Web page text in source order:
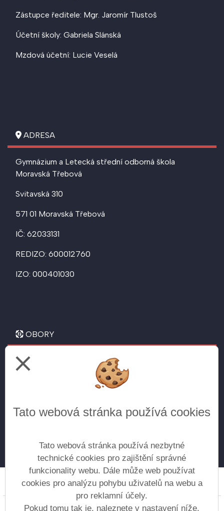
Zástupce ředitele: Mgr. Jaromír Tlustoš
Účetní školy: Gabriela Slánská
Mzdová účetní: Lucie Veselá
ADRESA
Gymnázium a Letecká střední odborná škola
Moravská Třebová
Svitavská 310
571 01 Moravská Třebová
IČ: 62033131
REDIZO: 600012760
IZO: 000401030
OBORY
Letecké technické lyceum
do vyššího ročníku na základě vyhlášenýh kritérií
Prohlášení o přístupnosti Mapa webu Cookies
Copyright © 2017 - 2026 Gymnázium Moravská Třebová
close
Tato webová stránka používá cookies
Tato webová stránka používá nezbytné
technické cookies pro zajištění správné
funkcionality webu. Dále může web používat
cookies pro analýzu pohybu uživatelů na webu a
pro reklamní účely.
Pokud tomu tak je, naleznete v nastavení níže.